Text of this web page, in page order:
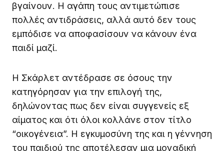
βγαίνουν. Η αγάπη τους αντιμετώπισε
πολλές αντιδράσεις, αλλά αυτό δεν τους
εμπόδισε να αποφασίσουν να κάνουν ένα
παιδί μαζί.
Η Σκάρλετ αντέδρασε σε όσους την
κατηγόρησαν για την επιλογή της,
δηλώνοντας πως δεν είναι συγγενείς εξ
αίματος και ότι όλοι κολλάνε στον τίτλο
“οικογένεια”. Η εγκυμοσύνη της και η γέννηση
του παιδιού της αποτέλεσαν μια μοναδική